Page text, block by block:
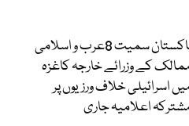
پاکستان سمیت 8عرب و اسلامی
کے وزرائے خارجہ کاغزہ
اسرائیلی خلاف ورزیوں پر
اعلامیہ جاری